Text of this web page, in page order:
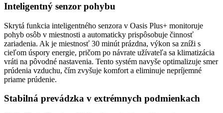
Inteligentný senzor pohybu
Skrytá funkcia inteligentného senzora v Oasis Plus+ monitoruje
pohyb osôb v miestnosti a automaticky prispôsobuje činnosť
zariadenia. Ak je miestnosť 30 minút prázdna, výkon sa zníži s
cieľom úspory energie, pričom po návrate užívateľa sa klimatizácia
vráti na pôvodné nastavenia. Tento systém navyše optimalizuje smer
prúdenia vzduchu, čím zvyšuje komfort a eliminuje nepríjemné
priame prúdenie.
Stabilná prevádzka v extrémnych podmienkach